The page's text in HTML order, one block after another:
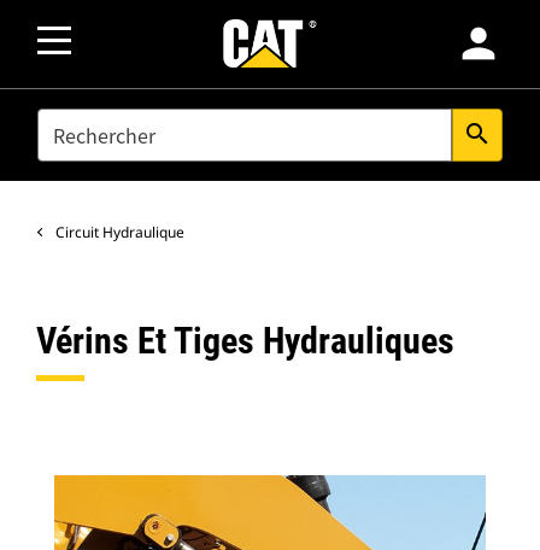
person
SEARCH search
Circuit Hydraulique
Vérins Et Tiges Hydrauliques